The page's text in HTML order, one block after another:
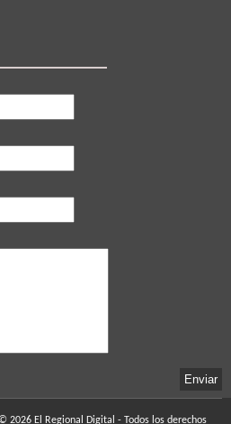
© 2026 El Regional Digital - Todos los derechos